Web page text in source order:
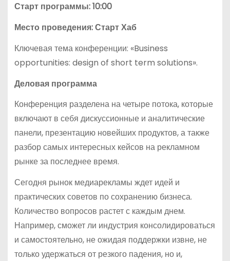
Старт программы: 10:00
Место проведения: Старт Хаб
Ключевая тема конференции: «Business
opportunities: design of short term solutions».
Деловая программа
Конференция разделена на четыре потока, которые
включают в себя дискуссионные и аналитические
панели, презентацию новейших продуктов, а также
разбор самых интересных кейсов на рекламном
рынке за последнее время.
Сегодня рынок медиарекламы ждет идей и
практических советов по сохранению бизнеса.
Количество вопросов растет с каждым днем.
Например, сможет ли индустрия консолидироваться
и самостоятельно, не ожидая поддержки извне, не
только удержаться от резкого падения, но и,